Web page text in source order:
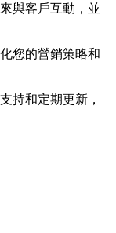
與客戶互動，並
您的營銷策略和
持和定期更新，